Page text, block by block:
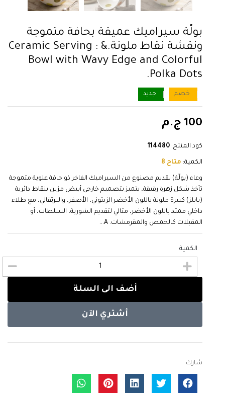
بولّة سيراميك عميقة بحافة متموجة
ونقشة نقاط ملونة.& : Ceramic Serving
Bowl with Wavy Edge and Colorful
Polka Dots.
خصم جديد
100 ج.م
كود المنتج: 114480
الكمية: متاح 8
وعاء (بولّة) تقديم مصنوع من السيراميك الفاخر ذو حافة علوية متموجة
تأخذ شكل زهرة رقيقة، يتميز بتصميم خارجي أبيض مزين بنقاط دائرية
(بابلز) كبيرة ملونة باللون الأخضر الزيتوني، الأصفر، والبرتقالي، مع طلاء
داخلي ممتد باللون الأخضر، مثالي لتقديم الشوربة، السلطات، أو
المقبلات كالحمص والمقرمشات. A...
الكمية
أضف الى السلة
أشتري الآن
شارك: